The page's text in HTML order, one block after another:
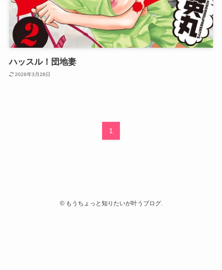
ハッスル！団地妻
2026年3月28日
1
©もうちょっと知りたいが叶うブログ.